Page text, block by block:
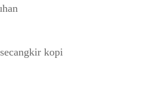
kopi